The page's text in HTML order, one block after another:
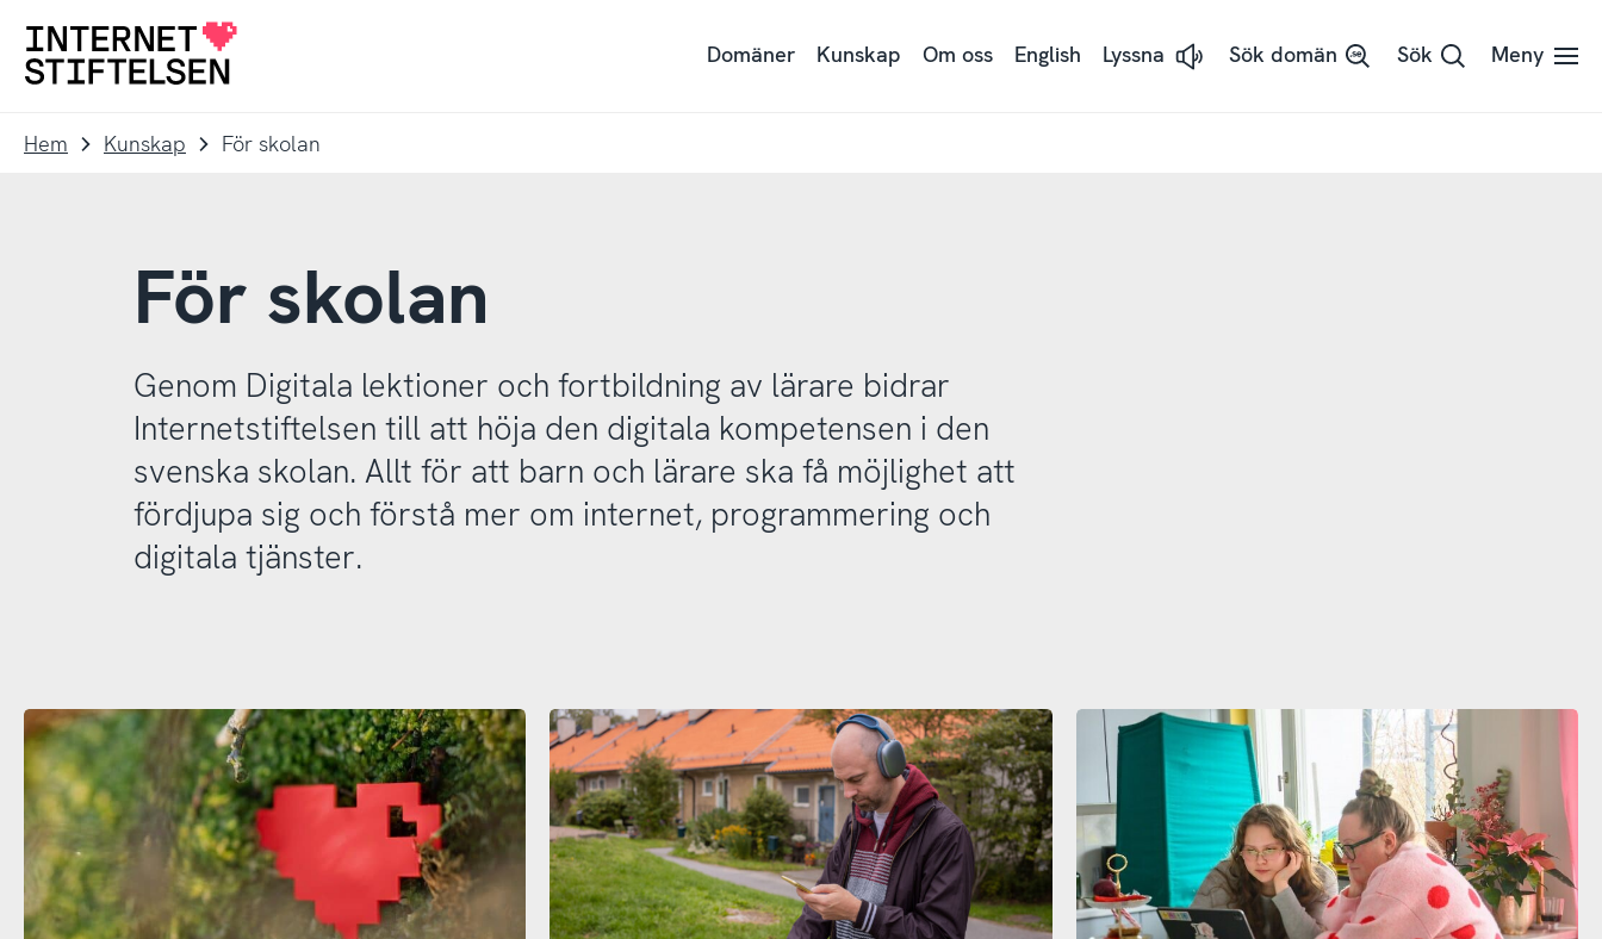
navigering
innehåll
Till
Domäner Kunskap Om oss English Lyssna
Lyssna Sök domän Sök Meny
Hem Kunskap För skolan
För skolan
Genom Digitala lektioner och fortbildning av lärare bidrar
Internetstiftelsen till att höja den digitala kompetensen i den
svenska skolan. Allt för att barn och lärare ska få möjlighet att
fördjupa sig och förstå mer om internet, programmering och
digitala tjänster.